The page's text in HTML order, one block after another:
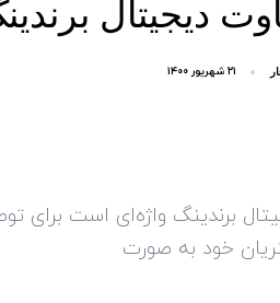
دیجیتال
۲۱ شهریور ۱۴۰۰
برندینگ واژه‌ای است
خود به صورت